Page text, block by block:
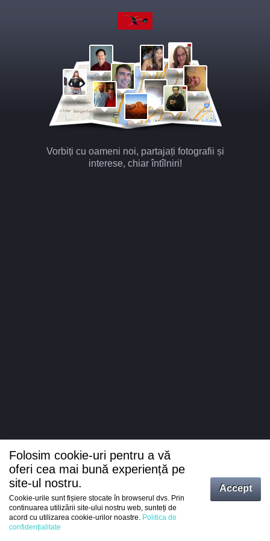
Vorbiți cu oameni noi, partajați fotografii și
interese, chiar întîlniri!
Intrați
Folosim cookie-uri pentru a vă
oferi cea mai bună experiență pe
site-ul nostru.
Cookie-urile sunt fișiere stocate în browserul dvs. Prin
continuarea utilizării site-ului nostru web, sunteți de
acord cu utilizarea cookie-urilor noastre. Politica de
confidențialitate
Accept